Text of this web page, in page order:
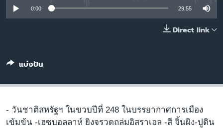
0:00 29:55
Direct link
แบ่งปัน
- วันชาติสหรัฐฯ ในขวบปีที่ 248 ในบรรยากาศการเมือง
เข้มข้น -เฮซบอลลาห์ ยิงจรวดถล่มอิสราเอล -สี จิ้นผิง-ปูติน